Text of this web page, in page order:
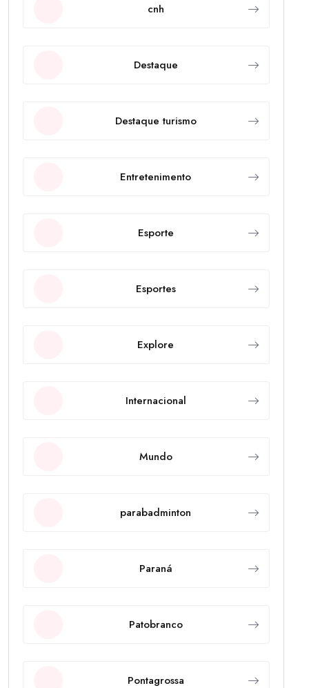
cnh
Destaque
Destaque turismo
Entretenimento
Esporte
Esportes
Explore
Internacional
Mundo
parabadminton
Paraná
Patobranco
Pontagrossa